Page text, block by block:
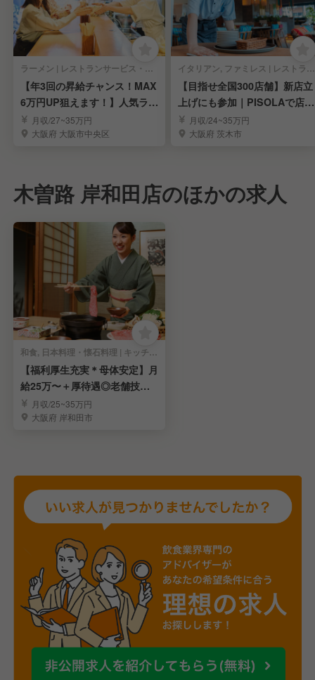
ラーメン | レストランサービス・ホールスタッフ
【年3回の昇給チャンス！MAX
6万円UP狙えます！】人気ラー
メンの社員募集
月収/27~35万円
大阪府 大阪市中央区
イタリアン, ファミレス | レストランサービス・ホールスタッフ
【目指せ全国300店舗】新店立
上げにも参加｜PISOLAで店長
候補募集！
月収/24~35万円
大阪府 茨木市
木曽路 岸和田店のほかの求人
和食, 日本料理・懐石料理 | キッチンスタッフ
【福利厚生充実＊母体安定】月
給25万〜＋厚待遇◎老舗技術
を学び安定収入
月収/25~35万円
大阪府 岸和田市